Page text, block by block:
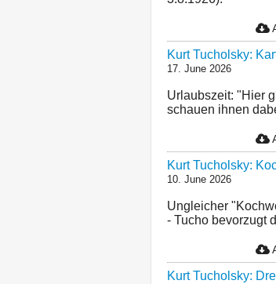
Kurt Tucholsky:
17. June 2026
Urlaubszeit: "Hier
schauen ihnen
Kurt Tucholsky:
10. June 2026
Ungleicher
- Tucho bevorzugt
Kurt Tucholsky: